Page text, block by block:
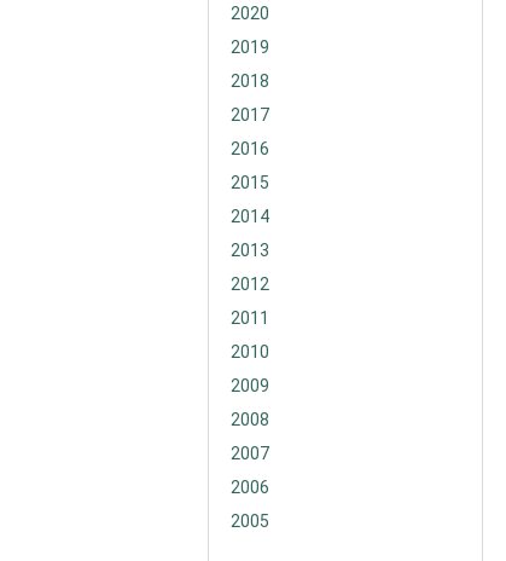
2020
2019
2018
2017
2016
2015
2014
2013
2012
2011
2010
2009
2008
2007
2006
2005